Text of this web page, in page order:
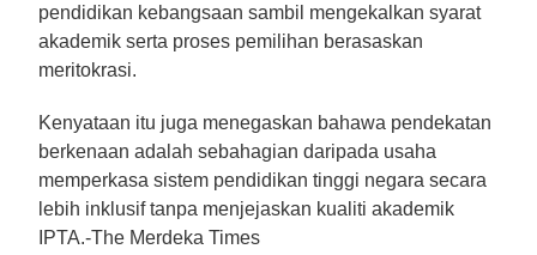
pendidikan kebangsaan sambil mengekalkan syarat
akademik serta proses pemilihan berasaskan
meritokrasi.
Kenyataan itu juga menegaskan bahawa pendekatan
berkenaan adalah sebahagian daripada usaha
memperkasa sistem pendidikan tinggi negara secara
lebih inklusif tanpa menjejaskan kualiti akademik
IPTA.-The Merdeka Times